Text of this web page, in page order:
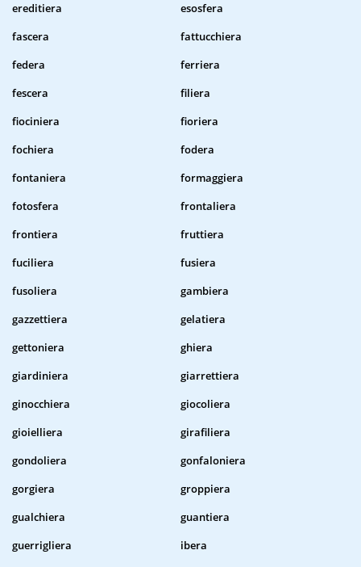
ereditiera
esosfera
fascera
fattucchiera
federa
ferriera
fescera
filiera
fiociniera
fioriera
fochiera
fodera
fontaniera
formaggiera
fotosfera
frontaliera
frontiera
fruttiera
fuciliera
fusiera
fusoliera
gambiera
gazzettiera
gelatiera
gettoniera
ghiera
giardiniera
giarrettiera
ginocchiera
giocoliera
gioielliera
girafiliera
gondoliera
gonfaloniera
gorgiera
groppiera
gualchiera
guantiera
guerrigliera
ibera